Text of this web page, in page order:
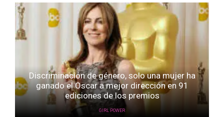
Discriminación de género, solo una mujer ha
ganado el Oscar a mejor dirección en 91
ediciones de los premios
GIRL POWER